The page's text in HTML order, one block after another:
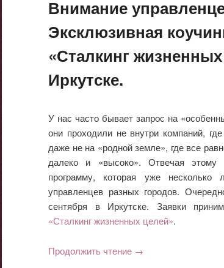
Внимание
Эксклюзивная
«Сталкинг
Иркутске.
У нас часто бывает запрос на
они проходили не внутри компаний,
даже не на «родной земле», где все
далеко и «высоко». Отвечая
программу, которая уже несколько
управленцев разных городов.
сентября в Иркутске. Заявки
«Сталкинг жизненных целей».
Продолжить чтение →